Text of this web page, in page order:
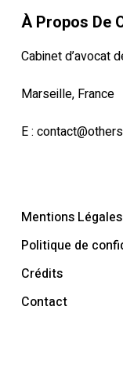
À Propos De
Cabinet d’avocat
Marseille, France
E :
Mentions Légales
Politique de
Crédits
Contact